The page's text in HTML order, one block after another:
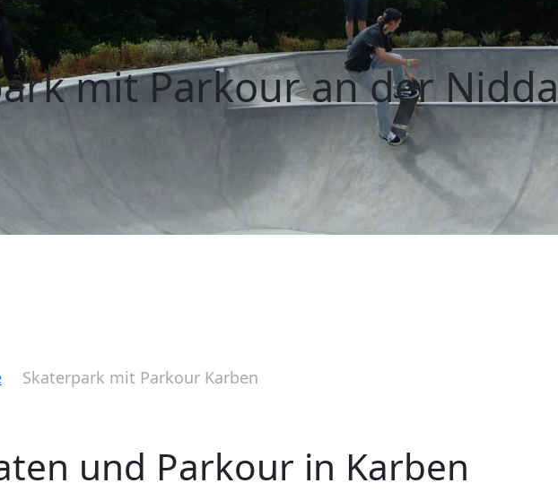
mit Parkour an der Nidda
Skaterpark mit Parkour Karben
und Parkour in Karben